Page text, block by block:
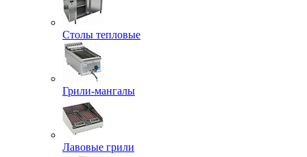
Столы тепловые
Грили-мангалы
Лавовые грили